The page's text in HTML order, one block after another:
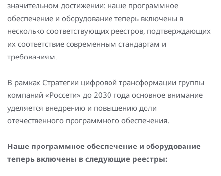
Инфраструктура и ЖКХ
Генерация электроэнергии
Технический и коммерческий учет
Повышение надежности электроснабжения
Многофункциональные устройства защиты и
управления
Шкафы РЗА 110-220 кВ
Устройства релейной защиты и автоматики
Сбор и анализ информации об аварийных событиях
Оборудование компенсации емкостных токов
БАВР
Подготовка персонала АСУ ТП и РЗА
Контакты
значительном достижении: наше программное
обеспечение и оборудование теперь включены в
несколько соответствующих реестров, подтверждающих
их соответствие современным стандартам и
требованиям.
В рамках Стратегии цифровой трансформации группы
компаний «Россети» до 2030 года основное внимание
уделяется внедрению и повышению доли
отечественного программного обеспечения.
Наше программное обеспечение и оборудование
теперь включены в следующие реестры: